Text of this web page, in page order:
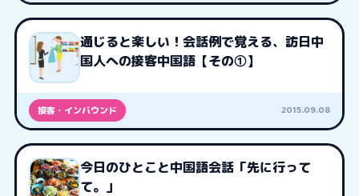
通じると楽しい！会話例で覚える、訪日中
国人への接客中国語【その①】
接客・インバウンド 2015.09.08
今日のひとこと中国語会話「先に行って
て。」